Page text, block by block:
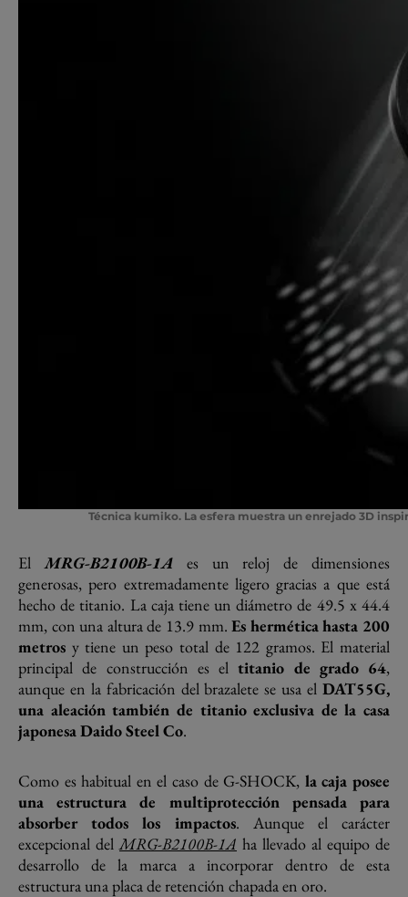
Técnica kumiko. La esfera muestra un enrejado 3D
ElMRG-B2100B-1A
es un reloj de dimensiones
generosas, pero extremadamente ligero gracias a que está
hecho de titanio. La caja tiene un diámetro de 49.5 x 44.4
mm, con una altura de 13.9 mm.Es hermética hasta 200
metros y tiene un peso total de 122 gramos. El material
principal de construcción es eltitanio de grado 64,
aunque en la fabricación del brazalete se usa el DAT55G,
una aleación también de titanio exclusiva de la casa
japonesa Daido Steel Co.
Como es habitual en el caso de G-SHOCK, la caja posee
una estructura de multiprotección pensada para
absorber todos los impactos. Aunque el carácter
excepcional delMRG-B2100B-1A ha llevado al equipo de
desarrollo de la marca a incorporar dentro de esta
estructura una placa de retención chapada en oro.